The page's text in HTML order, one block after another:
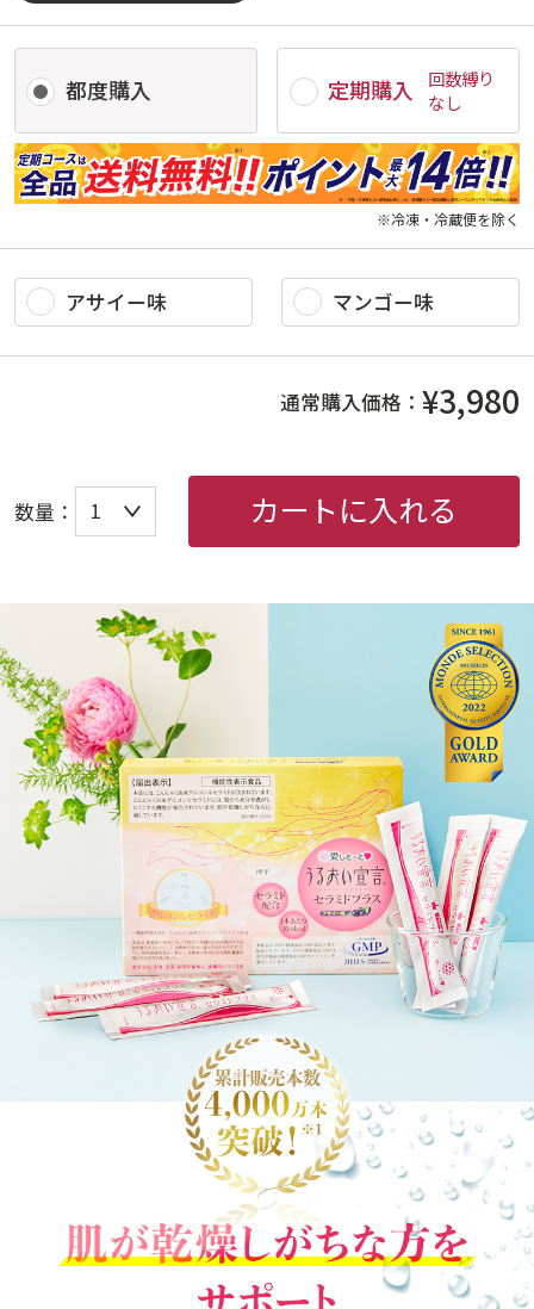
都度購入 定期購入
回数縛り
なし
※冷凍・冷蔵便を除く
アサイー味 マンゴー味
通常購入価格：¥3,980
数量： カートに入れる